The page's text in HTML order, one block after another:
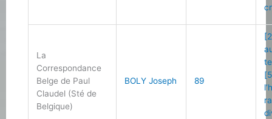
La
Correspondance
Belge de Paul
Claudel (Sté de
Belgique)
BOLY Joseph 89